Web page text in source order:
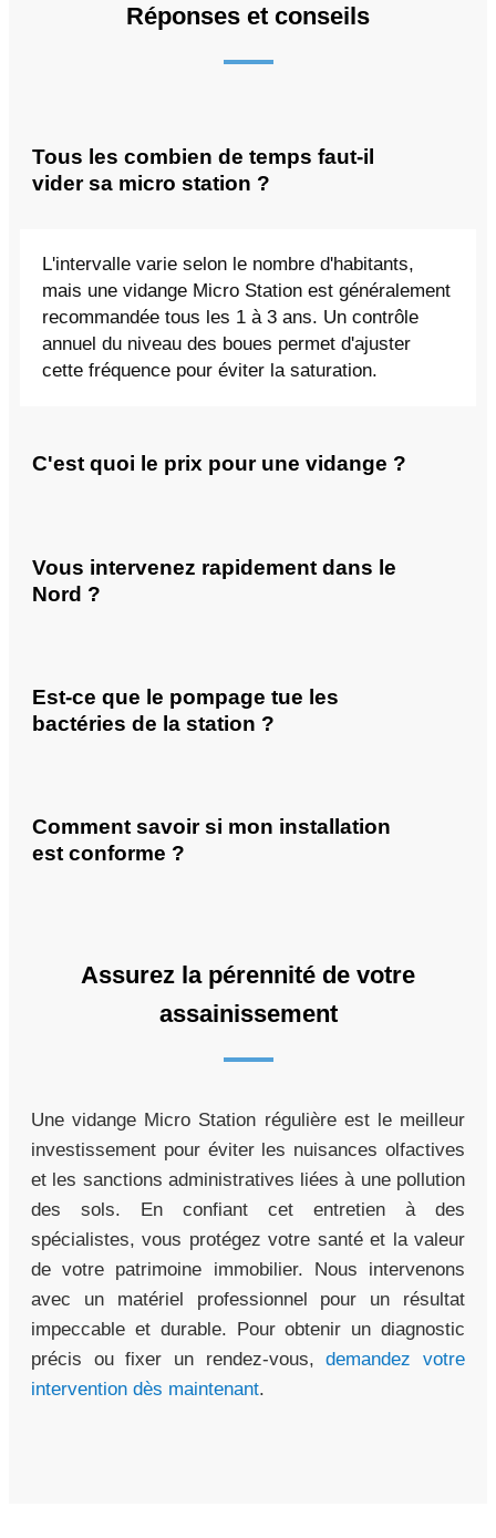
Réponses et conseils
Tous les combien de temps faut-il
vider sa micro station ?
L'intervalle varie selon le nombre d'habitants,
mais une vidange Micro Station est généralement
recommandée tous les 1 à 3 ans. Un contrôle
annuel du niveau des boues permet d'ajuster
cette fréquence pour éviter la saturation.
C'est quoi le prix pour une vidange ?
Vous intervenez rapidement dans le
Nord ?
Est-ce que le pompage tue les
bactéries de la station ?
Comment savoir si mon installation
est conforme ?
Assurez la pérennité de votre
assainissement
Une vidange Micro Station régulière est le meilleur
investissement pour éviter les nuisances olfactives
et les sanctions administratives liées à une pollution
des sols. En confiant cet entretien à des
spécialistes, vous protégez votre santé et la valeur
de votre patrimoine immobilier. Nous intervenons
avec un matériel professionnel pour un résultat
impeccable et durable. Pour obtenir un diagnostic
précis ou fixer un rendez-vous,demandez votre
intervention dès maintenant.